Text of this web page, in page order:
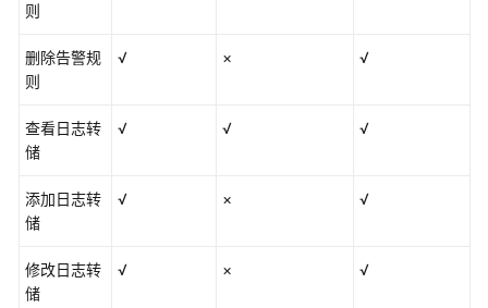
则
删除告警规
则
√ × √
查看日志转
储
√ √ √
添加日志转
储
√ × √
修改日志转
储
√ × √